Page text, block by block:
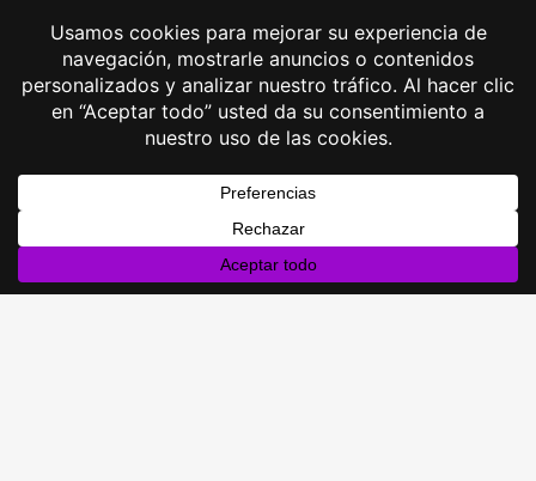
Mis Pedidos
Mi lista de deseos
¿Qué es Pedido abierto?
Financiado por la Unión Europea – NextGenerationEU